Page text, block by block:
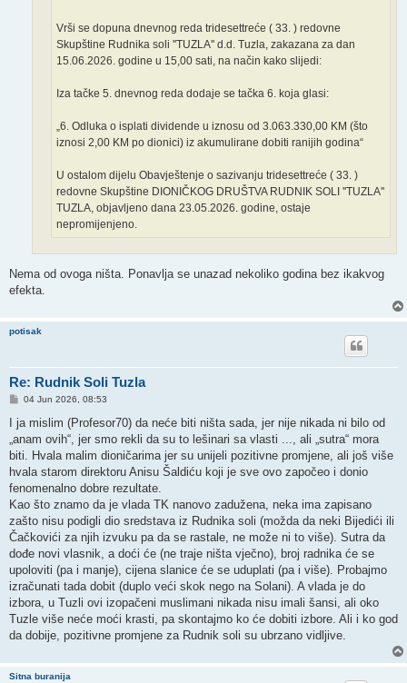
Vrši se dopuna dnevnog reda tridesettreće ( 33. ) redovne
Skupštine Rudnika soli ''TUZLA'' d.d. Tuzla, zakazana za dan
15.06.2026. godine u 15,00 sati, na način kako slijedi:
Iza tačke 5. dnevnog reda dodaje se tačka 6. koja glasi:
„6. Odluka o isplati dividende u iznosu od 3.063.330,00 KM (što
iznosi 2,00 KM po dionici) iz akumulirane dobiti ranijih godina“
U ostalom dijelu Obavještenje o sazivanju tridesettreće ( 33. )
redovne Skupštine DIONIČKOG DRUŠTVA RUDNIK SOLI ''TUZLA''
TUZLA, objavljeno dana 23.05.2026. godine, ostaje
nepromijenjeno.
Nema od ovoga ništa. Ponavlja se unazad nekoliko godina bez ikakvog
efekta.
potisak
Re: Rudnik Soli Tuzla
P
s
04 Jun 2026, 08:53
I ja mislim (Profesor70) da neće biti ništa sada, jer nije nikada ni bilo od
„anam ovih“, jer smo rekli da su to lešinari sa vlasti ..., ali „sutra“ mora
biti. Hvala malim dioničarima jer su unijeli pozitivne promjene, ali još više
hvala starom direktoru Anisu Šaldiću koji je sve ovo započeo i donio
fenomenalno dobre rezultate.
Kao što znamo da je vlada TK nanovo zadužena, neka ima zapisano
zašto nisu podigli dio sredstava iz Rudnika soli (možda da neki Bijedići ili
Čačkovići za njih izvuku pa da se rastale, ne može ni to više). Sutra da
dođe novi vlasnik, a doći će (ne traje ništa vječno), broj radnika će se
upoloviti (pa i manje), cijena slanice će se uduplati (pa i više). Probajmo
izračunati tada dobit (duplo veći skok nego na Solani). A vlada je do
izbora, u Tuzli ovi izopačeni muslimani nikada nisu imali šansi, ali oko
Tuzle više neće moći krasti, pa skontajmo ko će dobiti izbore. Ali i ko god
da dobije, pozitivne promjene za Rudnik soli su ubrzano vidljive.
Sitna buranija